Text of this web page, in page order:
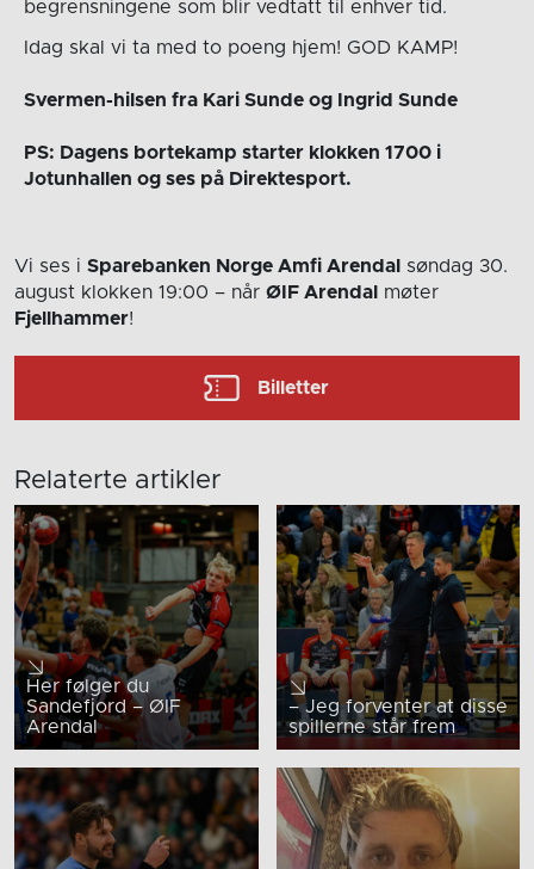
begrensningene som blir vedtatt til enhver tid.
Idag skal vi ta med to poeng hjem! GOD KAMP!
Svermen-hilsen fra Kari Sunde og Ingrid Sunde
PS: Dagens bortekamp starter klokken 1700 i
Jotunhallen og ses på Direktesport.
Vi ses i Sparebanken Norge Amfi Arendal
søndag 30.
august klokken 19:00 – når ØIF Arendal
møter
Fjellhammer!
Billetter
Relaterte artikler
Her følger du
Sandefjord – ØIF
Arendal
– Jeg forventer at disse
spillerne står frem